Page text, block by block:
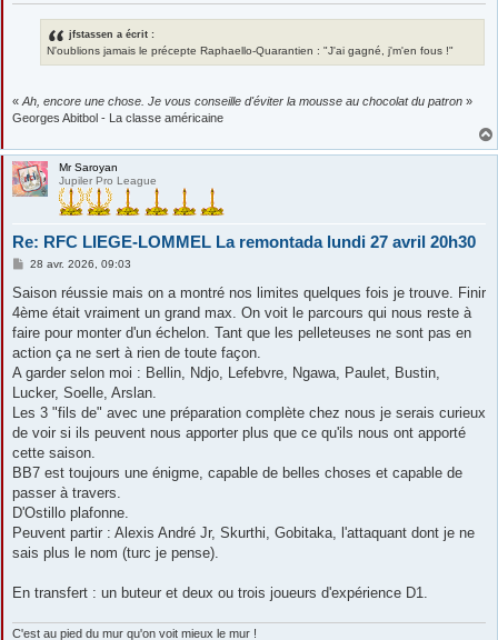
jfstassen a écrit :
N'oublions jamais le précepte Raphaello-Quarantien : "J'ai gagné, j'm'en fous !"
« Ah, encore une chose. Je vous conseille d'éviter la mousse au chocolat du patron »
Georges Abitbol - La classe américaine
Mr Saroyan
Jupiler Pro League
Re: RFC LIEGE-LOMMEL La remontada lundi 27 avril 20h30
M
s
a
g
28 avr. 2026, 09:03
Saison réussie mais on a montré nos limites quelques fois je trouve. Finir
4ème était vraiment un grand max. On voit le parcours qui nous reste à
faire pour monter d'un échelon. Tant que les pelleteuses ne sont pas en
action ça ne sert à rien de toute façon.
A garder selon moi : Bellin, Ndjo, Lefebvre, Ngawa, Paulet, Bustin,
Lucker, Soelle, Arslan.
Les 3 "fils de" avec une préparation complète chez nous je serais curieux
de voir si ils peuvent nous apporter plus que ce qu'ils nous ont apporté
cette saison.
BB7 est toujours une énigme, capable de belles choses et capable de
passer à travers.
D'Ostillo plafonne.
Peuvent partir : Alexis André Jr, Skurthi, Gobitaka, l'attaquant dont je ne
sais plus le nom (turc je pense).
En transfert : un buteur et deux ou trois joueurs d'expérience D1.
C'est au pied du mur qu'on voit mieux le mur !